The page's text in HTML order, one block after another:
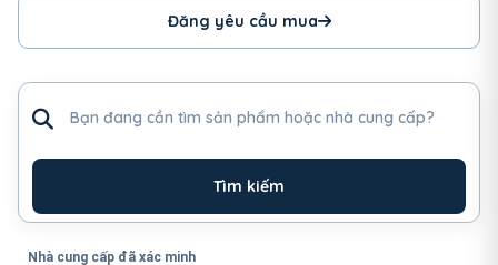
Đăng yêu cầu mua
Tìm kiếm
Nhà cung cấp đã xác minh